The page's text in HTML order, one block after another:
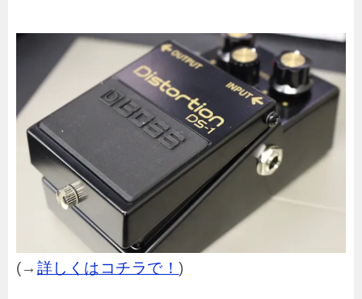
(→ 詳しくはコチラで！)